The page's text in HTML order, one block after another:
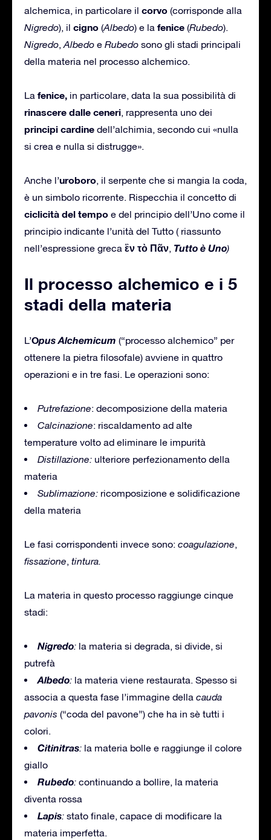
alchemica, in particolare il corvo (corrisponde alla
Nigredo), il cigno (Albedo) e la fenice (Rubedo).
Nigredo, Albedo e Rubedo sono gli stadi principali
della materia nel processo alchemico.
La fenice, in particolare, data la sua possibilità di
rinascere dalle ceneri, rappresenta uno dei
principi cardine dell’alchimia, secondo cui «nulla
si crea e nulla si distrugge».
Anche l’uroboro, il serpente che si mangia la coda,
è un simbolo ricorrente. Rispecchia il concetto di
ciclicità del tempo e del principio dell’Uno come il
principio indicante l’unità del Tutto ( riassunto
nell’espressione greca ἒν τὸ Πᾶν, Tutto è Uno)
Il processo alchemico e i 5
stadi della materia
L’Opus Alchemicum (“processo alchemico” per
ottenere la pietra filosofale) avviene in quattro
operazioni e in tre fasi. Le operazioni sono:
Putrefazione: decomposizione della materia
Calcinazione: riscaldamento ad alte
temperature volto ad eliminare le impurità
Distillazione: ulteriore perfezionamento della
materia
Sublimazione: ricomposizione e solidificazione
della materia
Le fasi corrispondenti invece sono: coagulazione,
fissazione, tintura.
La materia in questo processo raggiunge cinque
stadi:
Nigredo: la materia si degrada, si divide, si
putrefà
Albedo: la materia viene restaurata. Spesso si
associa a questa fase l’immagine della cauda
pavonis (“coda del pavone”) che ha in sè tutti i
colori.
Citinitras: la materia bolle e raggiunge il colore
giallo
Rubedo: continuando a bollire, la materia
diventa rossa
Lapis: stato finale, capace di modificare la
materia imperfetta.